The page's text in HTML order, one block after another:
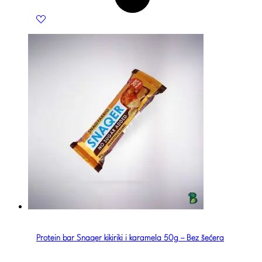
Protein bar Snaqer kikiriki i karamela 50g – Bez šećera